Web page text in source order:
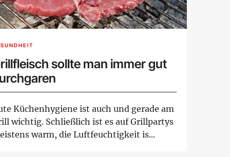
sollte man immer gut
Küchenhygiene ist auch und gerade am
wichtig. Schließlich ist es auf Grillpartys
warm, die Luftfeuchtigkeit is...